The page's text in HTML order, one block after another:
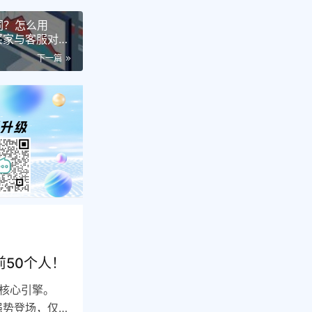
怎么用
与客服对
下一篇
个人！
心引擎。
登场，仅